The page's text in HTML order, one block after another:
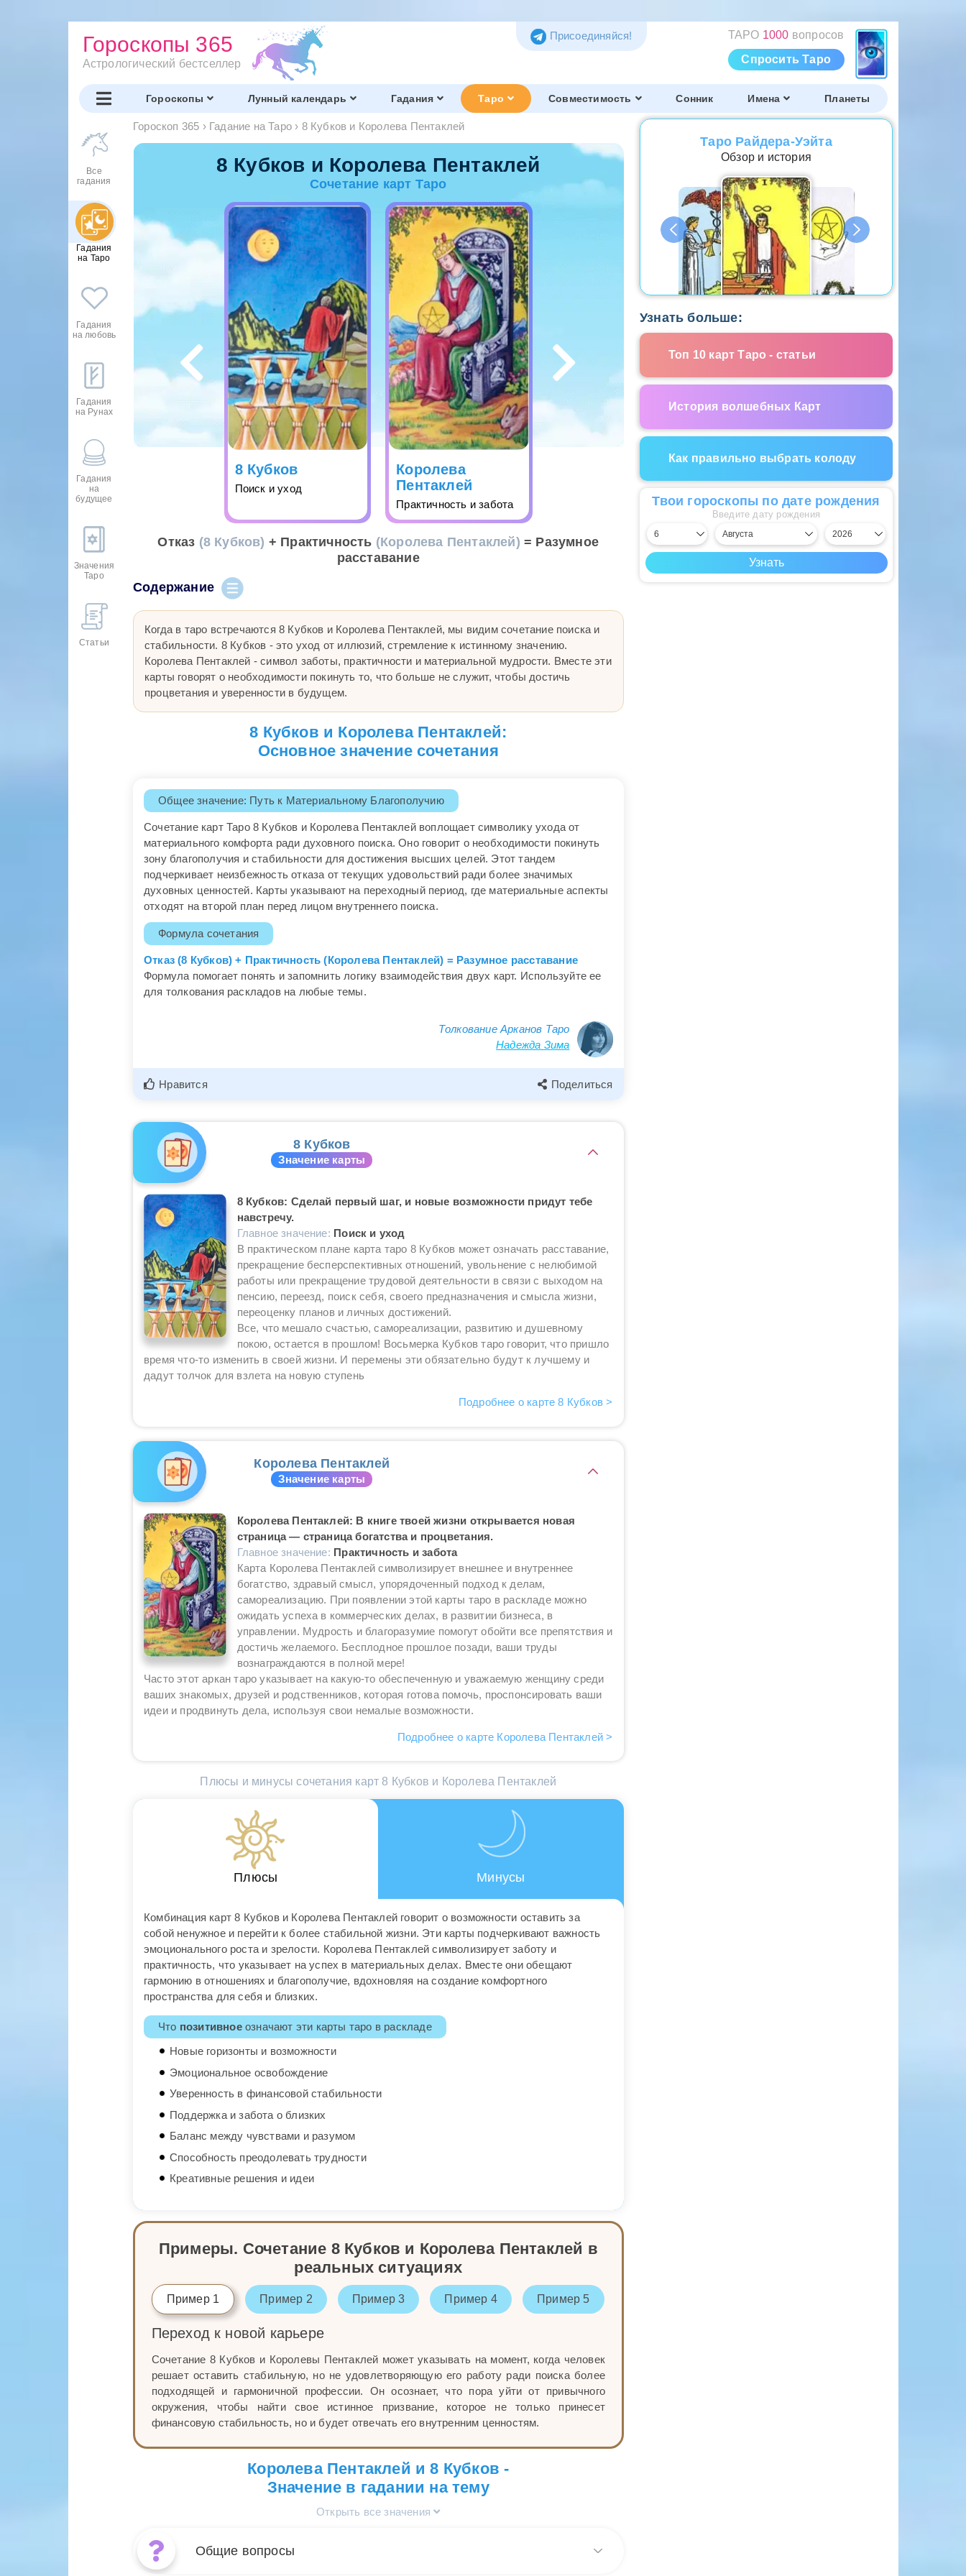
Гороскопы 365
Астрологический бестселлер
ТАРО 1000 вопросов
Спросить Таро
Присоединяйся!
Гороскопы Лунный календарь Гадания Таро Совместимость Сонник Имена Планеты
Все
гадания
Гадания
на Таро
Гадания
на любовь
Гадания
на Рунах
Гадания
на
будущее
Значения
Таро
Статьи
Гороскоп 365 › Гадание на Таро › 8 Кубков и Королева Пентаклей
8 Кубков и Королева Пентаклей
Сочетание карт Таро
8 Кубков
Поиск и уход
Королева
Пентаклей
Практичность и забота
Отказ (8 Кубков) + Практичность (Королева Пентаклей) = Разумное
расставание
Содержание
Когда в таро встречаются 8 Кубков и Королева Пентаклей, мы видим сочетание поиска и
стабильности. 8 Кубков - это уход от иллюзий, стремление к истинному значению.
Королева Пентаклей - символ заботы, практичности и материальной мудрости. Вместе эти
карты говорят о необходимости покинуть то, что больше не служит, чтобы достичь
процветания и уверенности в будущем.
8 Кубков и Королева Пентаклей:
Основное значение сочетания
Общее значение: Путь к Материальному Благополучию
Сочетание карт Таро 8 Кубков и Королева Пентаклей воплощает символику ухода от
материального комфорта ради духовного поиска. Оно говорит о необходимости покинуть
зону благополучия и стабильности для достижения высших целей. Этот тандем
подчеркивает неизбежность отказа от текущих удовольствий ради более значимых
духовных ценностей. Карты указывают на переходный период, где материальные аспекты
отходят на второй план перед лицом внутреннего поиска.
Формула сочетания
Отказ (8 Кубков) + Практичность (Королева Пентаклей) = Разумное расставание
Формула помогает понять и запомнить логику взаимодействия двух карт. Используйте ее
для толкования раскладов на любые темы.
Толкование Арканов Таро
Надежда Зима
Нравится Поделиться
8 Кубков
Значение карты
8 Кубков: Сделай первый шаг, и новые возможности придут тебе
навстречу.
Главное значение: Поиск и уход
В практическом плане карта таро 8 Кубков может означать расставание,
прекращение бесперспективных отношений, увольнение с нелюбимой
работы или прекращение трудовой деятельности в связи с выходом на
пенсию, переезд, поиск себя, своего предназначения и смысла жизни,
переоценку планов и личных достижений.
Все, что мешало счастью, самореализации, развитию и душевному
покою, остается в прошлом! Восьмерка Кубков таро говорит, что пришло
время что-то изменить в своей жизни. И перемены эти обязательно будут к лучшему и
дадут толчок для взлета на новую ступень
Подробнее о карте 8 Кубков >
Королева Пентаклей
Значение карты
Королева Пентаклей: В книге твоей жизни открывается новая
страница — страница богатства и процветания.
Главное значение: Практичность и забота
Карта Королева Пентаклей символизирует внешнее и внутреннее
богатство, здравый смысл, упорядоченный подход к делам,
самореализацию. При появлении этой карты таро в раскладе можно
ожидать успеха в коммерческих делах, в развитии бизнеса, в
управлении. Мудрость и благоразумие помогут обойти все препятствия и
достичь желаемого. Бесплодное прошлое позади, ваши труды
вознаграждаются в полной мере!
Часто этот аркан таро указывает на какую-то обеспеченную и уважаемую женщину среди
ваших знакомых, друзей и родственников, которая готова помочь, проспонсировать ваши
идеи и продвинуть дела, используя свои немалые возможности.
Подробнее о карте Королева Пентаклей >
Плюсы и минусы сочетания карт 8 Кубков и Королева Пентаклей
Плюсы Минусы
Комбинация карт 8 Кубков и Королева Пентаклей говорит о возможности оставить за
собой ненужное и перейти к более стабильной жизни. Эти карты подчеркивают важность
эмоционального роста и зрелости. Королева Пентаклей символизирует заботу и
практичность, что указывает на успех в материальных делах. Вместе они обещают
гармонию в отношениях и благополучие, вдохновляя на создание комфортного
пространства для себя и близких.
Что позитивноеозначают эти карты таро в раскладе
Новые горизонты и возможности
Эмоциональное освобождение
Уверенность в финансовой стабильности
Поддержка и забота о близких
Баланс между чувствами и разумом
Способность преодолевать трудности
Креативные решения и идеи
Примеры. Сочетание 8 Кубков и Королева Пентаклей в
реальных ситуациях
Пример 1 Пример 2 Пример 3 Пример 4 Пример 5
Переход к новой карьере
Сочетание 8 Кубков и Королевы Пентаклей может указывать на момент, когда человек
решает оставить стабильную, но не удовлетворяющую его работу ради поиска более
подходящей и гармоничной профессии. Он осознает, что пора уйти от привычного
окружения, чтобы найти свое истинное призвание, которое не только принесет
финансовую стабильность, но и будет отвечать его внутренним ценностям.
Королева Пентаклей и 8 Кубков -
Значение в гадании на тему
Открыть все значения
Общие вопросы
Таро Тота
Обзор и история
Таро Райдера-Уэйта
Обзор и история
Узнать больше:
Топ 10 карт Таро - статьи
История волшебных Карт
Как правильно выбрать колоду
Твои гороскопы по дате рождения
Введите дату рождения